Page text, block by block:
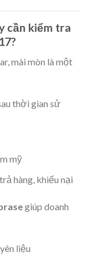
cần kiểm tra
mài mòn là một
thời gian sử
mỹ
hàng, khiếu nại
giúp doanh
liệu